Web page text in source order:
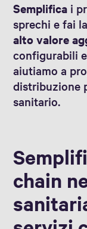
Semplifica i
sprechi e fai
alto valore
configurabili
aiutiamo a
distribuzione
sanitario.
chain